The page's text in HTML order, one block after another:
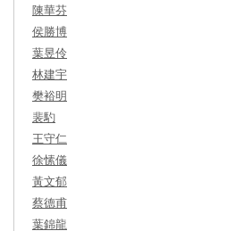
陳華芬
侯勝博
葉昱伶
林建宇
樊裕明
裴馰
王守仁
徐愫儀
黃文郁
蔡德甫
葉錦龍